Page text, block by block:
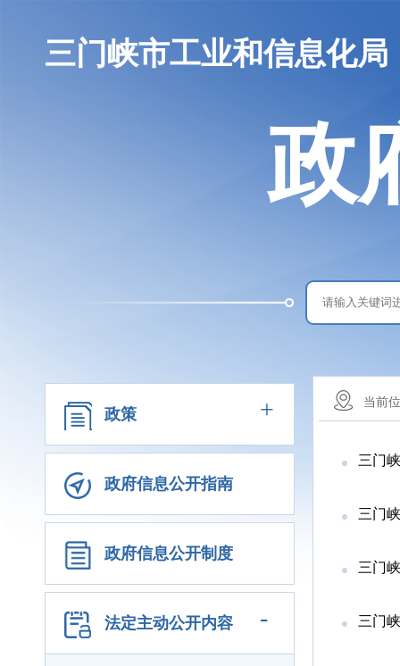
三门峡市工业和信息化局
政
政策 +
政府信息公开指南
政府信息公开制度
法定主动公开内容 -
当前
三门
三门
三门
三门